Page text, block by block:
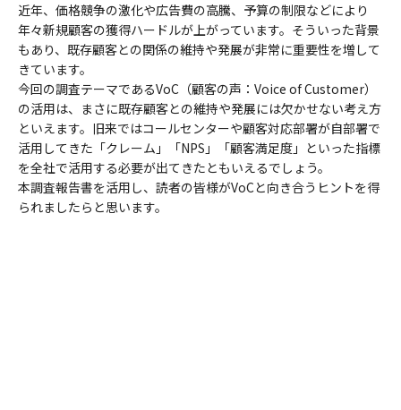
近年、価格競争の激化や広告費の高騰、予算の制限などにより
年々新規顧客の獲得ハードルが上がっています。そういった背景
もあり、既存顧客との関係の維持や発展が非常に重要性を増して
きています。
今回の調査テーマであるVoC（顧客の声：Voice of Customer）
の活用は、まさに既存顧客との維持や発展には欠かせない考え方
といえます。旧来ではコールセンターや顧客対応部署が自部署で
活用してきた「クレーム」「NPS」「顧客満足度」といった指標
を全社で活用する必要が出てきたともいえるでしょう。
本調査報告書を活用し、読者の皆様がVoCと向き合うヒントを得
られましたらと思います。